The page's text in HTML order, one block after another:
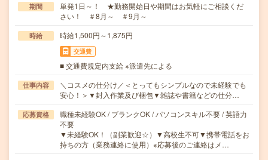
期間
単発1日～！ ★勤務開始日や期間はお気軽にご相談くだ
さい！ ＃8月～ ＃9月～
時給 時給1,500円～1,875円
交通費
■ 交通費規定内支給 ※派遣先による
仕事内容
＼コスメの仕分け／＜とってもシンプルなので未経験でも
安心！＞▼封入作業及び梱包▼雑誌や書籍などの仕分…
応募資格
職種未経験OK / ブランクOK / パソコンスキル不要 / 英語力
不要
▼未経験OK！（副業歓迎☆）▼高校生不可▼携帯電話をお
持ちの方（業務連絡に使用）※応募後のご連絡はメ…